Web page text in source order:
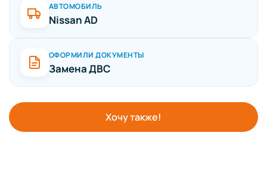
АВТОМОБИЛЬ
Nissan AD
ОФОРМИЛИ ДОКУМЕНТЫ
Замена ДВС
Хочу также!